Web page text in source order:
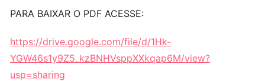
PARA BAIXAR O PDF ACESSE:
https://drive.google.com/file/d/1Hk-
YGW46s1y9Z5_kzBNHVsppXXkqap6M/view?
usp=sharing